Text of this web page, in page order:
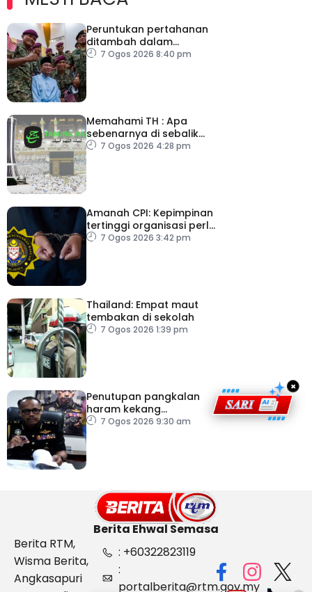
Peruntukan pertahanan
ditambah dalam
Belanjawan 2027
7 Ogos 2026 8:40 pm
Memahami TH : Apa
sebenarnya di sebalik
angka
7 Ogos 2026 4:28 pm
Amanah CPI: Kepimpinan
tertinggi organisasi perlu
pacu reformasi radikal
7 Ogos 2026 3:42 pm
Thailand: Empat maut
tembakan di sekolah
7 Ogos 2026 1:39 pm
Penutupan pangkalan
haram kekang
penyeludupan di
7 Ogos 2026 9:30 am
×
Berita Ehwal Semasa
Berita RTM,
Wisma Berita,
Angkasapuri
: +60322823119
:
portalberita@rtm.gov.my